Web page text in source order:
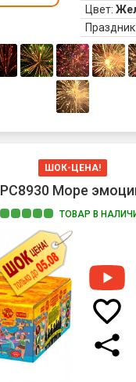
Цвет:
Праздник:
ШОК-ЦЕНА!
Море
ТОВАР В